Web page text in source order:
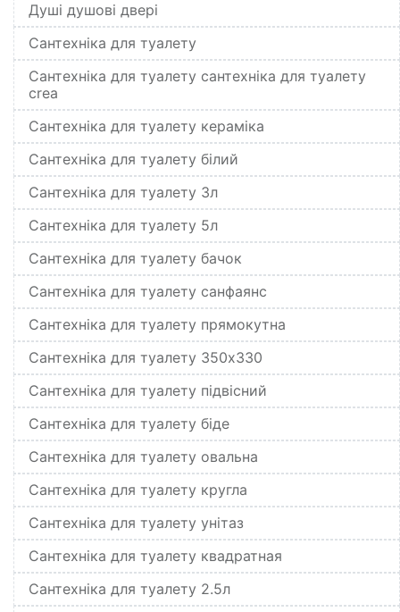
Душі душові двері
Сантехніка для туалету
Сантехніка для туалету сантехніка для туалету
crea
Сантехніка для туалету кераміка
Сантехніка для туалету білий
Сантехніка для туалету 3л
Сантехніка для туалету 5л
Сантехніка для туалету бачок
Сантехніка для туалету санфаянс
Сантехніка для туалету прямокутна
Сантехніка для туалету 350x330
Сантехніка для туалету підвісний
Сантехніка для туалету біде
Сантехніка для туалету овальна
Сантехніка для туалету кругла
Сантехніка для туалету унітаз
Сантехніка для туалету квадратная
Сантехніка для туалету 2.5л